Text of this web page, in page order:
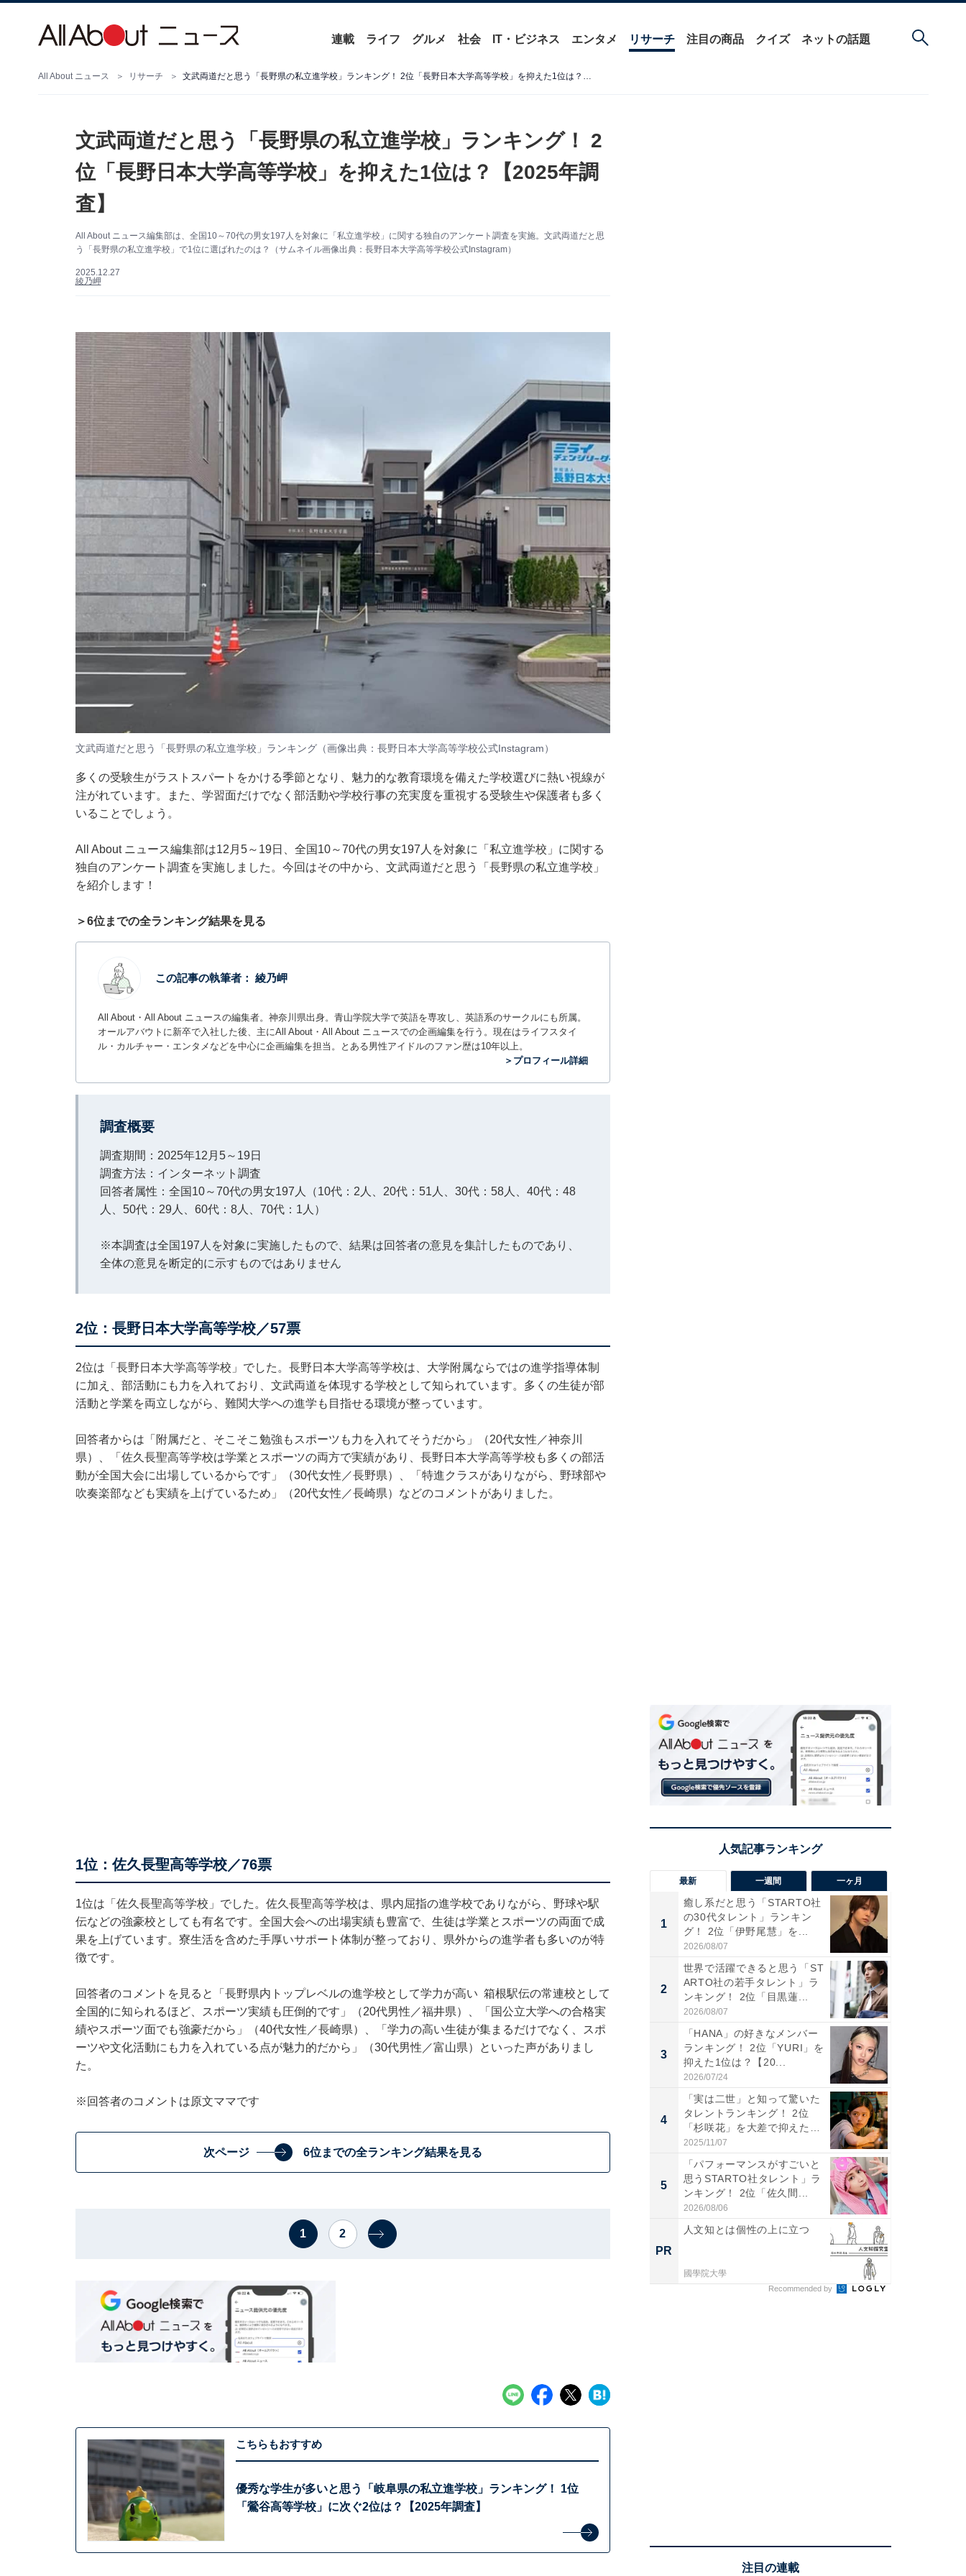
連載 ライフ グルメ 社会 IT・ビジネス エンタメ リサーチ 注目の商品 クイズ ネットの話題
All About ニュース リサーチ 文武両道だと思う「長野県の私立進学校」ランキング！ 2位「長野日本大学高等学校」を抑えた1位は？【2025年調査】
文武両道だと思う「長野県の私立進学校」ランキング！ 2
位「長野日本大学高等学校」を抑えた1位は？【2025年調
査】
All About ニュース編集部は、全国10～70代の男女197人を対象に「私立進学校」に関する独自のアンケート調査を実施。文武両道だと思
う「長野県の私立進学校」で1位に選ばれたのは？（サムネイル画像出典：長野日本大学高等学校公式Instagram）
2025.12.27
綾乃岬
文武両道だと思う「長野県の私立進学校」ランキング（画像出典： 長野日本大学高等学校公式Instagram）
多くの受験生がラストスパートをかける季節となり、魅力的な教育環境を備えた学校選びに熱い視線が
注がれています。また、学習面だけでなく部活動や学校行事の充実度を重視する受験生や保護者も多く
いることでしょう。
All About ニュース編集部は12月5～19日、全国10～70代の男女197人を対象に「私立進学校」に関する
独自のアンケート調査を実施しました。今回はその中から、文武両道だと思う「長野県の私立進学校」
を紹介します！
＞6位までの全ランキング結果を見る
この記事の執筆者： 綾乃岬
All About・All About ニュースの編集者。神奈川県出身。青山学院大学で英語を専攻し、英語系のサークルにも所属。
オールアバウトに新卒で入社した後、主にAll About・All About ニュースでの企画編集を行う。現在はライフスタイ
ル・カルチャー・エンタメなどを中心に企画編集を担当。とある男性アイドルのファン歴は10年以上。
＞プロフィール詳細
調査概要
調査期間：2025年12月5～19日
調査方法：インターネット調査
回答者属性：全国10～70代の男女197人（10代：2人、20代：51人、30代：58人、40代：48
人、50代：29人、60代：8人、70代：1人）
※本調査は全国197人を対象に実施したもので、結果は回答者の意見を集計したものであり、
全体の意見を断定的に示すものではありません
2位：長野日本大学高等学校／57票
2位は「長野日本大学高等学校」でした。長野日本大学高等学校は、大学附属ならではの進学指導体制
に加え、部活動にも力を入れており、文武両道を体現する学校として知られています。多くの生徒が部
活動と学業を両立しながら、難関大学への進学も目指せる環境が整っています。
回答者からは「附属だと、そこそこ勉強もスポーツも力を入れてそうだから」（20代女性／神奈川
県）、「佐久長聖高等学校は学業とスポーツの両方で実績があり、長野日本大学高等学校も多くの部活
動が全国大会に出場しているからです」（30代女性／長野県）、「特進クラスがありながら、野球部や
吹奏楽部なども実績を上げているため」（20代女性／長崎県）などのコメントがありました。
1位：佐久長聖高等学校／76票
1位は「佐久長聖高等学校」でした。佐久長聖高等学校は、県内屈指の進学校でありながら、野球や駅
伝などの強豪校としても有名です。全国大会への出場実績も豊富で、生徒は学業とスポーツの両面で成
果を上げています。寮生活を含めた手厚いサポート体制が整っており、県外からの進学者も多いのが特
徴です。
回答者のコメントを見ると「長野県内トップレベルの進学校として学力が高い 箱根駅伝の常連校として
全国的に知られるほど、スポーツ実績も圧倒的です」（20代男性／福井県）、「国公立大学への合格実
績やスポーツ面でも強豪だから」（40代女性／長崎県）、「学力の高い生徒が集まるだけでなく、スポ
ーツや文化活動にも力を入れている点が魅力的だから」（30代男性／富山県）といった声がありまし
た。
※回答者のコメントは原文ママです
次ページ 6位までの全ランキング結果を見る
1 2
こちらもおすすめ
優秀な学生が多いと思う「岐阜県の私立進学校」ランキング！ 1位
「鶯谷高等学校」に次ぐ2位は？【2025年調査】
最新 一週間 一ヶ月
1
癒し系だと思う「STARTO社
の30代タレント」ランキン
グ！ 2位「伊野尾慧」を...
2026/08/07
2
世界で活躍できると思う「ST
ARTO社の若手タレント」ラ
ンキング！ 2位「目黒蓮...
2026/08/07
3
「HANA」の好きなメンバー
ランキング！ 2位「YURI」を
抑えた1位は？【20...
2026/07/24
4
「実は二世」と知って驚いた
タレントランキング！ 2位
「杉咲花」を大差で抑えた1
位...
2025/11/07
5
「パフォーマンスがすごいと
思うSTARTO社タレント」ラ
ンキング！ 2位「佐久間...
2026/08/06
PR
人文知とは個性の上に立つ
國學院大學
Recommended by
注目の連載